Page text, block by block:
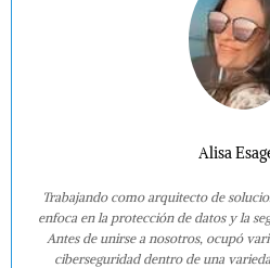
Alisa
Trabajando como arquitecto de
enfoca en la protección de datos y la
Antes de unirse a nosotros, ocupó
ciberseguridad dentro de una